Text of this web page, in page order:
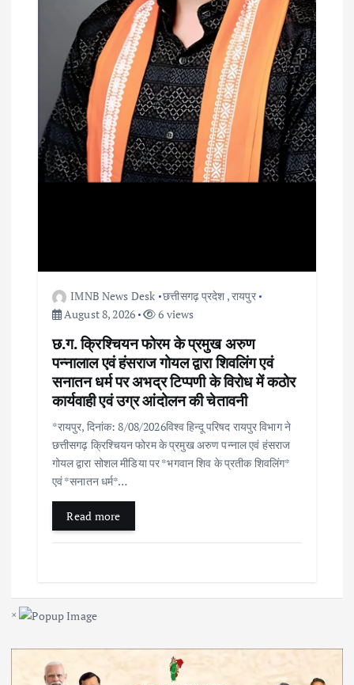
IMNB News Desk छत्तीसगढ़ प्रदेश ,रायपुर
August 8, 2026
6 views
छ.ग. क्रिश्चियन फोरम के प्रमुख अरुण
पन्नालाल एवं हंसराज गोयल द्वारा शिवलिंग एवं
सनातन धर्म पर अभद्र टिप्पणी के विरोध में कठोर
कार्यवाही एवं उग्र आंदोलन की चेतावनी
*रायपुर, दिनांक: 8/08/2026विश्व हिन्दू परिषद रायपुर विभाग ने
छत्तीसगढ़ क्रिश्चियन फोरम के प्रमुख अरुण पन्नाल एवं हंसराज
गोयल द्वारा सोशल मीडिया पर *भगवान शिव के प्रतीक शिवलिंग*
एवं *सनातन धर्म*…
Read more
×